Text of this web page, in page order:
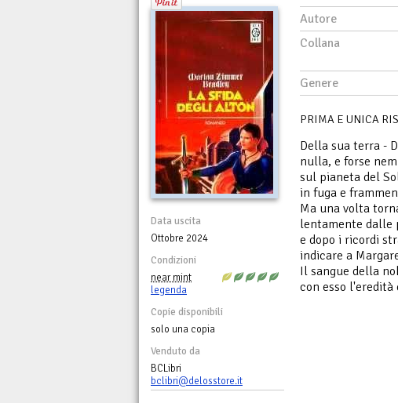
Data uscita
Ottobre 2024
Condizioni
near mint
legenda
Copie disponibili
solo una copia
Venduto da
BCLibri
bclibri@delosstore.it
Autore
Collana
Genere
PRIMA E UNICA
Della sua terra -
nulla, e forse
sul pianeta del
in fuga e
Ma una volta
lentamente dalle
e dopo i ricordi
indicare a
Il sangue della
con esso l'eredità